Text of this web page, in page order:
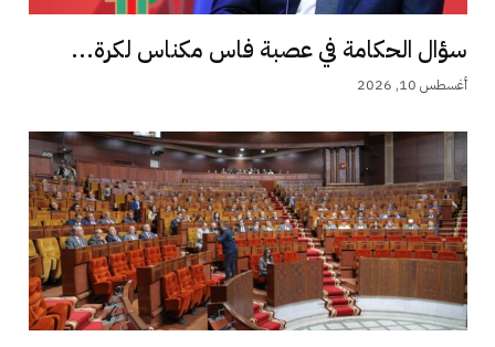
سؤال الحكامة في عصبة فاس مكناس لكرة...
أغسطس 10, 2026